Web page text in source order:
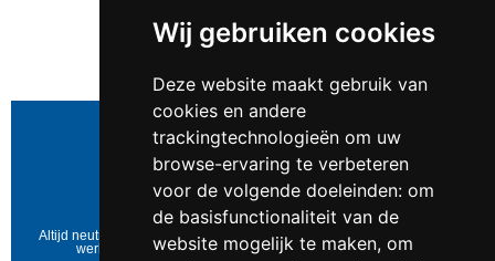
Wij gebruiken cookies
Deze website maakt gebruik van
cookies en andere
trackingtechnologieën om uw
browse-ervaring te verbeteren
voor de volgende doeleinden: om
de basisfunctionaliteit van de
website mogelijk te maken, om
Telefoonnummer: 0547 - 262 565
KVK-nummer:5085.3279 teEnschede
BTW-nummer: NL823086161B01
IBAN:DE39 4016 4024 0162 9257 00
Copyright © 2006-2026
Healthpower.nl
Altijd neutraal verpakt • Geen expliciete vermelding op het pakket • Op
werkdagen voor 17:00 besteld = dezelfde dag verzonden